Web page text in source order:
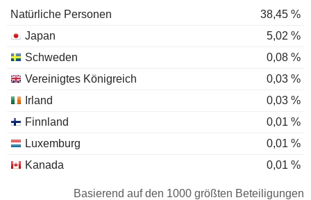
Natürliche Personen
38,45 %
Japan
5,02 %
Schweden
0,08 %
Vereinigtes Königreich
0,03 %
Irland
0,03 %
Finnland
0,01 %
Luxemburg
0,01 %
Kanada
0,01 %
Basierend auf den 1000 größten Beteiligungen